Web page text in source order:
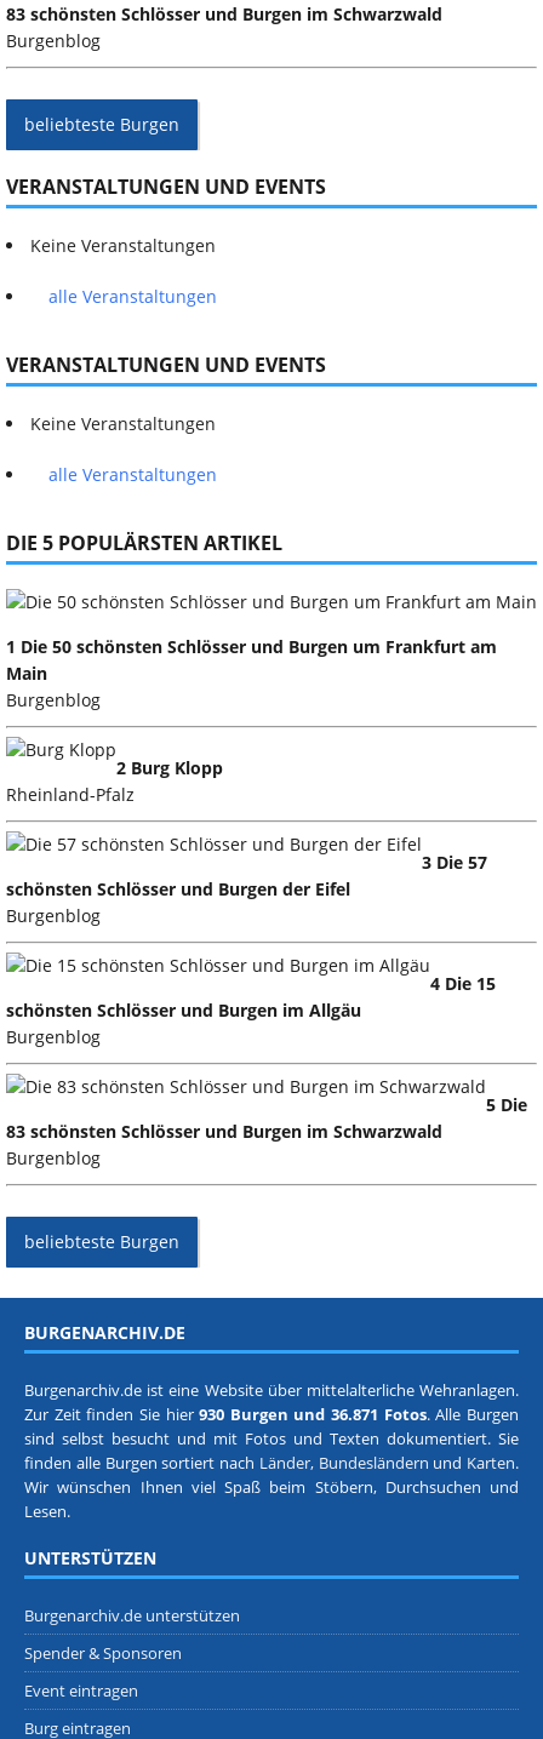
83 schönsten Schlösser und Burgen im Schwarzwald
Burgenblog
beliebteste Burgen
VERANSTALTUNGEN UND EVENTS
Keine Veranstaltungen
alle Veranstaltungen
VERANSTALTUNGEN UND EVENTS
Keine Veranstaltungen
alle Veranstaltungen
DIE 5 POPULÄRSTEN ARTIKEL
1 Die 50 schönsten Schlösser und Burgen um Frankfurt am
Main
Burgenblog
2 Burg Klopp
Rheinland-Pfalz
3 Die 57
schönsten Schlösser und Burgen der Eifel
Burgenblog
4 Die 15
schönsten Schlösser und Burgen im Allgäu
Burgenblog
5 Die
83 schönsten Schlösser und Burgen im Schwarzwald
Burgenblog
beliebteste Burgen
BURGENARCHIV.DE
Burgenarchiv.de ist eine Website über mittelalterliche Wehranlagen.
Zur Zeit finden Sie hier930 Burgen und 36.871 Fotos. Alle Burgen
sind selbst besucht und mit Fotos und Texten dokumentiert. Sie
finden alle Burgen sortiert nach Länder, Bundesländern und Karten.
Wir wünschen Ihnen viel Spaß beim Stöbern, Durchsuchen und
Lesen.
UNTERSTÜTZEN
Burgenarchiv.de unterstützen
Spender & Sponsoren
Event eintragen
Burg eintragen